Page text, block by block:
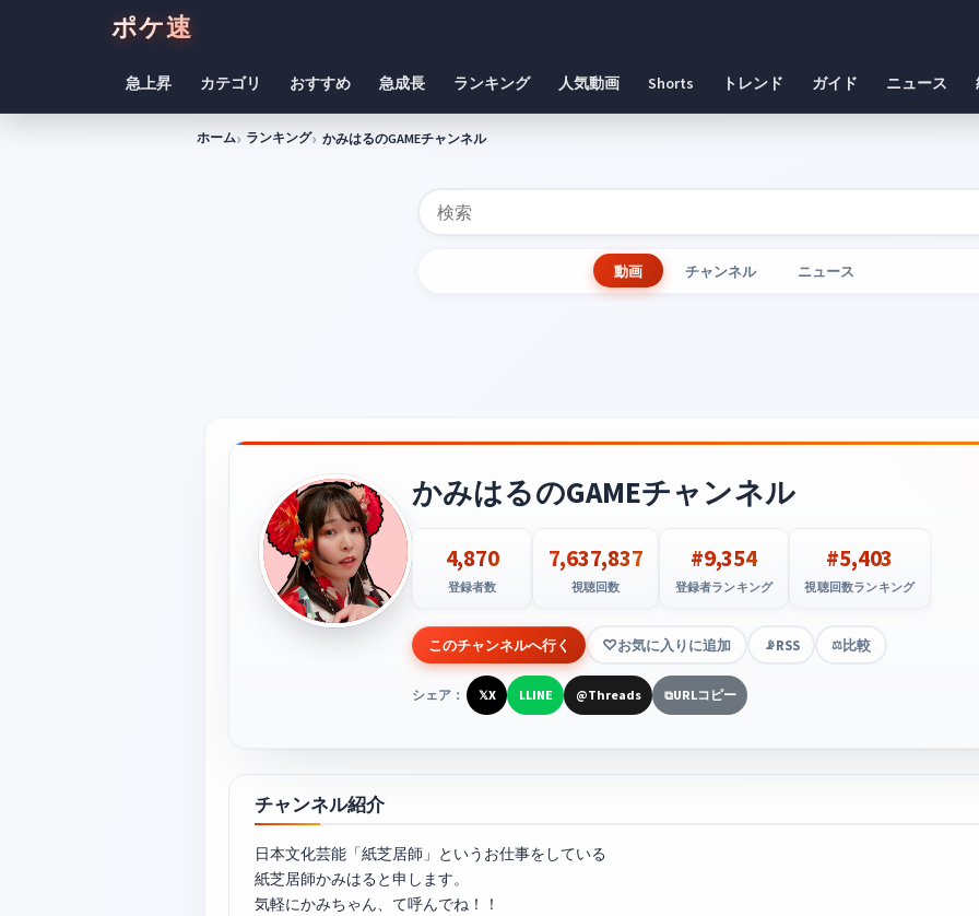
ポケ速
急上昇 カテゴリ おすすめ 急成長 ランキング 人気動画 Shorts トレンド ガイド ニュース
ホーム ランキング かみはるのGAMEチャンネル
動画 チャンネル ニュース
かみはるのGAMEチャンネル
4,870
登録者数
7,637,837
視聴回数
#9,354
登録者ランキング
#5,403
視聴回数ランキング
このチャンネルへ行く お気に入りに追加 📡RSS ⚖️比較
シェア： 𝕏X LLINE @Threads ⧉URLコピー
チャンネル紹介
日本文化芸能「紙芝居師」というお仕事をしている
紙芝居師かみはると申します。
気軽にかみちゃん、て呼んでね！！